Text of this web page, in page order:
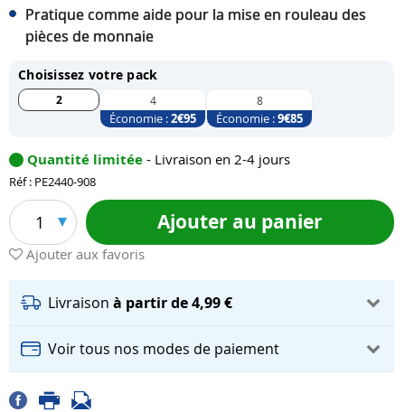
Pratique comme aide pour la mise en rouleau des
pièces de monnaie
Choisissez votre pack
2 4
Économie :2€95
8
Économie :9€85
Quantité limitée - Livraison en 2-4 jours
Réf : PE2440-908
1 Ajouter au panier
Ajouter aux favoris
Livraison à partir de 4,99 €
Voir tous nos modes de paiement